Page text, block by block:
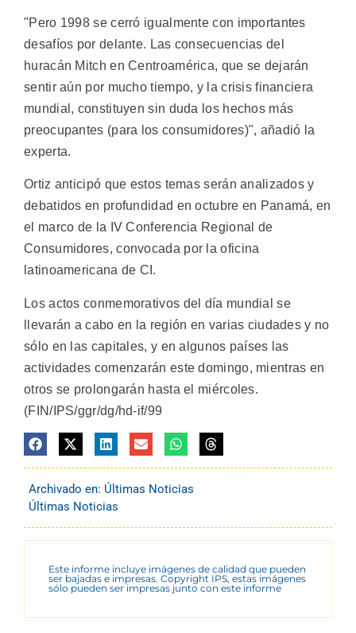
"Pero 1998 se cerró igualmente con importantes
desafíos por delante. Las consecuencias del
huracán Mitch en Centroamérica, que se dejarán
sentir aún por mucho tiempo, y la crisis financiera
mundial, constituyen sin duda los hechos más
preocupantes (para los consumidores)", añadió la
experta.
Ortiz anticipó que estos temas serán analizados y
debatidos en profundidad en octubre en Panamá, en
el marco de la IV Conferencia Regional de
Consumidores, convocada por la oficina
latinoamericana de CI.
Los actos conmemorativos del día mundial se
llevarán a cabo en la región en varias ciudades y no
sólo en las capitales, y en algunos países las
actividades comenzarán este domingo, mientras en
otros se prolongarán hasta el miércoles.
(FIN/IPS/ggr/dg/hd-if/99
Archivado en: Últimas Noticias
Últimas Noticias
Este informe incluye imágenes de calidad que pueden
ser bajadas e impresas. Copyright IPS, estas imágenes
sólo pueden ser impresas junto con este informe